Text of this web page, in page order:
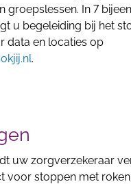
groepslessen. In 7
u begeleiding bij het
data en locaties op
.
uw zorgverzekeraar
voor stoppen met